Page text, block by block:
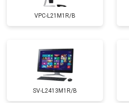
VPC-L21M1R/B
SV-L2413M1R/B